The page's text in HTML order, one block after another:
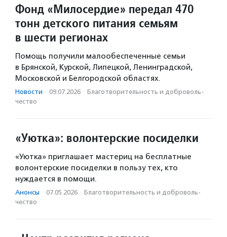
Фонд «Милосердие» передал 470
тонн детского питания семьям
в шести регионах
Помощь получили малообеспеченные семьи
в Брянской, Курской, Липецкой, Ленинградской,
Московской и Белгородской областях.
Новости · 09.07.2026 · Благотвори­тель­ность и доброволь­
чест­во
«Уютка»: волонтерские посиделки
«Уютка» приглашает мастериц на бесплатные
волонтерские посиделки в пользу тех, кто
нуждается в помощи.
Анонсы · 07.05.2026 · Благотвори­тель­ность и доброволь­
чест­во